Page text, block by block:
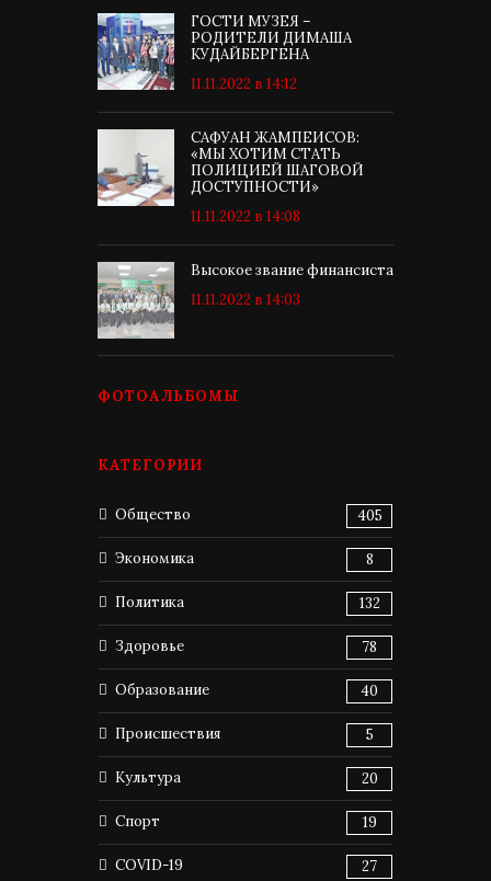
ГОСТИ МУЗЕЯ –
РОДИТЕЛИ ДИМАША
КУДАЙБЕРГЕНА
11.11.2022 в 14:12
САФУАН ЖАМПЕИСОВ:
«МЫ ХОТИМ СТАТЬ
ПОЛИЦИЕЙ ШАГОВОЙ
ДОСТУПНОСТИ»
11.11.2022 в 14:08
Высокое звание финансиста
11.11.2022 в 14:03
ФОТОАЛЬБОМЫ
КАТЕГОРИИ
Общество 405
Экономика 8
Политика 132
Здоровье 78
Образование 40
Происшествия 5
Культура 20
Спорт 19
COVID-19 27